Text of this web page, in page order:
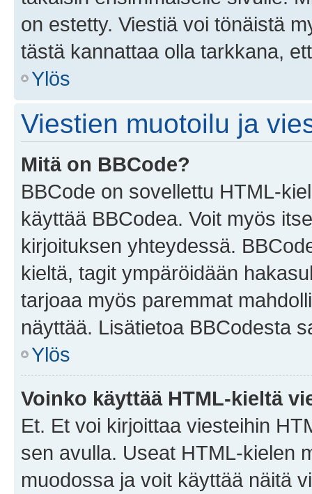
on estetty. Viestiä voi tönäistä
tästä kannattaa olla tarkkana,
Ylös
Viestien muotoilu ja
Mitä on BBCode?
BBCode on sovellettu HTML-
käyttää BBCodea. Voit myös
kirjoituksen yhteydessä.
kieltä, tagit ympäröidään
tarjoaa myös paremmat
näyttää. Lisätietoa BBCodesta
Ylös
Voinko käyttää HTML-kieltä
Et. Et voi kirjoittaa viesteihin
sen avulla. Useat HTML-kielen
muodossa ja voit käyttää näitä